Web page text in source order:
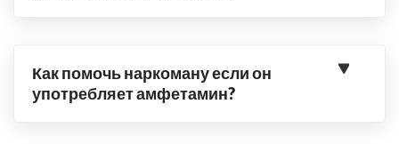
Как помочь наркоману если он
употребляет амфетамин?